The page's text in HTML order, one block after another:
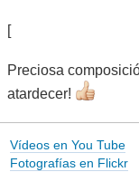
[
Preciosa
atardecer!
Vídeos en You Tube
Fotografías en Flickr